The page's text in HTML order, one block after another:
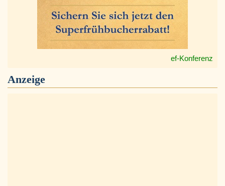
ef-Konferenz
Anzeige